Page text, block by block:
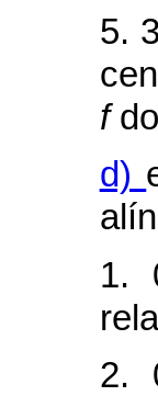
5.
f
d)
1.
2.